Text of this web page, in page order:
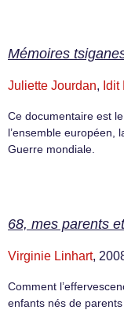
Mémoires
Juliette Jourdan, Idit
Ce documentaire est
l’ensemble européen,
Guerre mondiale.
68, mes parents
Virginie Linhart,
Comment
enfants nés de